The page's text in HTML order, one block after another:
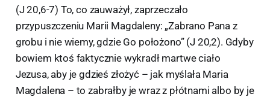
(J 20,6-7) To, co zauważył, zaprzeczało
przypuszczeniu Marii Magdaleny: „Zabrano Pana z
grobu i nie wiemy, gdzie Go położono” (J 20,2). Gdyby
bowiem ktoś faktycznie wykradł martwe ciało
Jezusa, aby je gdzieś złożyć – jak myślała Maria
Magdalena – to zabrałby je wraz z płótnami albo by je